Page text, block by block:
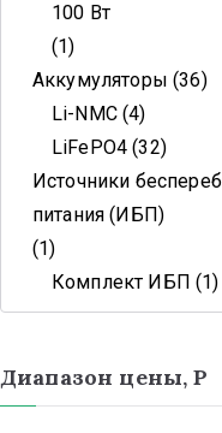
100 Вт
1
Аккумуляторы 36
Li-NMC 4
LiFePO4 32
Источники
питания (ИБП)
1
Комплект ИБП 1
Диапазон цены, Р